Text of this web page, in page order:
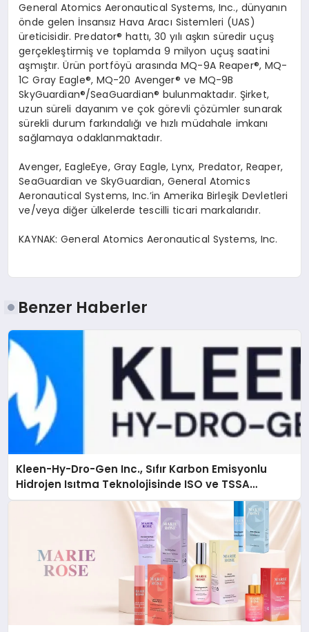
General AtomicsAeronautical Systems, Inc., dünyanın
önde gelen İnsansız Hava Aracı Sistemleri (UAS)
üreticisidir.Predator®hattı, 30 yılı aşkın süredir uçuş
gerçekleştirmiş ve toplamda 9 milyon uçuş saatini
aşmıştır.Ürün portföyü arasında MQ-9A Reaper®, MQ-
1C Gray Eagle®, MQ-20 Avenger® ve MQ-9B
SkyGuardian®/SeaGuardian® bulunmaktadır. Şirket,
uzun süreli dayanım ve çokgörevli çözümler sunarak
sürekli durum farkındalığı ve hızlı müdahale imkanı
sağlamaya odaklanmaktadır.
Avenger, EagleEye, Gray Eagle, Lynx, Predator, Reaper,
SeaGuardian ve SkyGuardian, General Atomics
Aeronautical Systems, Inc.’in Amerika Birleşik Devletleri
ve/veya diğer ülkelerde tescilli ticari markalarıdır.
KAYNAK: General AtomicsAeronautical Systems, Inc.
Benzer Haberler
Kleen-Hy-Dro-Gen Inc., Sıfır Karbon Emisyonlu
Hidrojen Isıtma Teknolojisinde ISO ve TSSA
Düzenleyici Onaylarını Aldı